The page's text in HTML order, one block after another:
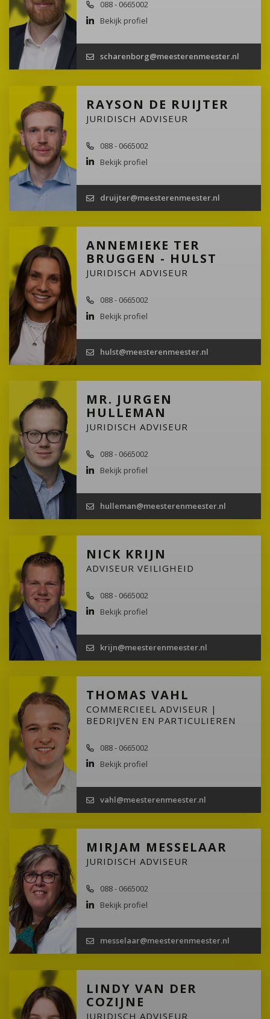
088 - 0665002
Bekijk profiel
scharenborg@meesterenmeester.nl
RAYSON DE RUIJTER
JURIDISCH ADVISEUR
088 - 0665002
Bekijk profiel
druijter@meesterenmeester.nl
ANNEMIEKE TER
BRUGGEN - HULST
JURIDISCH ADVISEUR
088 - 0665002
Bekijk profiel
hulst@meesterenmeester.nl
MR. JURGEN
HULLEMAN
JURIDISCH ADVISEUR
088 - 0665002
Bekijk profiel
hulleman@meesterenmeester.nl
NICK KRIJN
ADVISEUR VEILIGHEID
088 - 0665002
Bekijk profiel
krijn@meesterenmeester.nl
THOMAS VAHL
COMMERCIEEL ADVISEUR |
BEDRIJVEN EN PARTICULIEREN
088 - 0665002
Bekijk profiel
vahl@meesterenmeester.nl
MIRJAM MESSELAAR
JURIDISCH ADVISEUR
088 - 0665002
Bekijk profiel
messelaar@meesterenmeester.nl
LINDY VAN DER
COZIJNE
JURIDISCH ADVISEUR